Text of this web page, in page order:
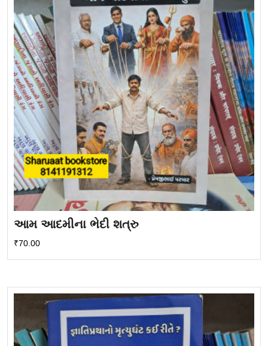
આમ આદમીના ભેદી શત્રુ
₹70.00